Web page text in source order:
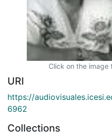
Click on the image
URI
https://
6962
Collections